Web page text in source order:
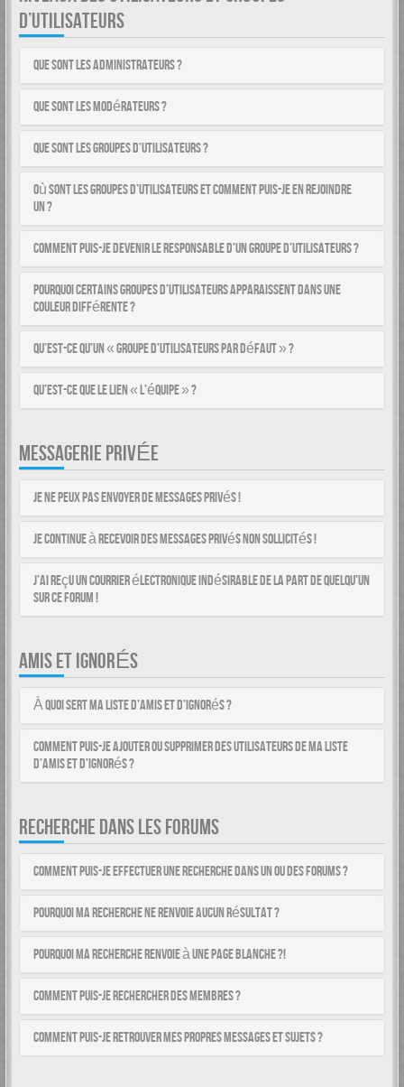
D’UTILISATEURS
Que sont les administrateurs ?
Que sont les modérateurs ?
Que sont les groupes d’utilisateurs ?
Où sont les groupes d’utilisateurs et comment puis-je en rejoindre
un ?
Comment puis-je devenir le responsable d’un groupe d’utilisateurs ?
Pourquoi certains groupes d’utilisateurs apparaissent dans une
couleur différente ?
Qu’est-ce qu’un « groupe d’utilisateurs par défaut » ?
Qu’est-ce que le lien « L’équipe » ?
MESSAGERIE PRIVÉE
Je ne peux pas envoyer de messages privés !
Je continue à recevoir des messages privés non sollicités !
J’ai reçu un courrier électronique indésirable de la part de quelqu’un
sur ce forum !
AMIS ET IGNORÉS
À quoi sert ma liste d’amis et d’ignorés ?
Comment puis-je ajouter ou supprimer des utilisateurs de ma liste
d’amis et d’ignorés ?
RECHERCHE DANS LES FORUMS
Comment puis-je effectuer une recherche dans un ou des forums ?
Pourquoi ma recherche ne renvoie aucun résultat ?
Pourquoi ma recherche renvoie à une page blanche ?!
Comment puis-je rechercher des membres ?
Comment puis-je retrouver mes propres messages et sujets ?